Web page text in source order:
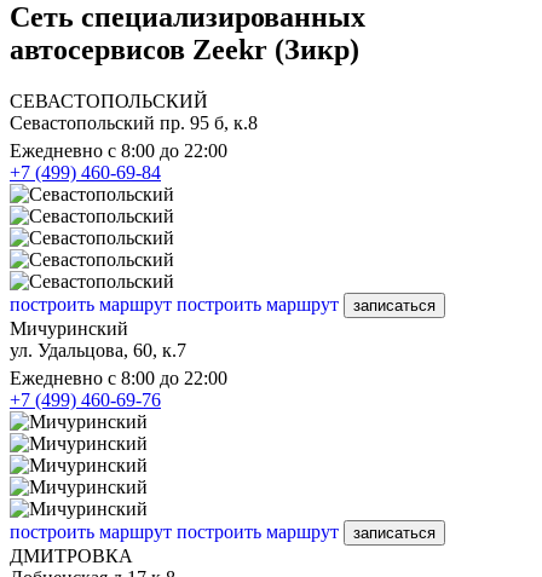
Сеть специализированных
автосервисов Zeekr (Зикр)
СЕВАСТОПОЛЬСКИЙ
Севастопольский пр. 95 б, к.8
Ежедневно с 8:00 до 22:00
+7 (499) 460-69-84
построить маршрут построить маршрут записаться
Мичуринский
ул. Удальцова, 60, к.7
Ежедневно с 8:00 до 22:00
+7 (499) 460-69-76
построить маршрут построить маршрут записаться
ДМИТРОВКА